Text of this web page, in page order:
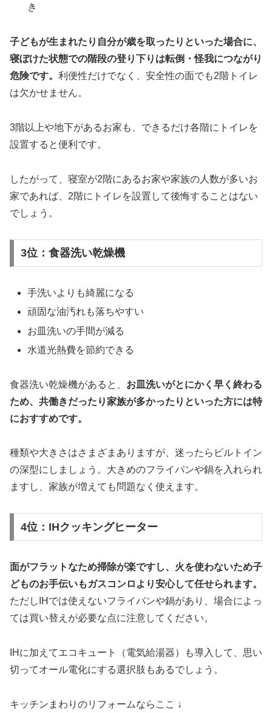
き
子どもが生まれたり自分が歳を取ったりといった場合に、
寝ぼけた状態での階段の登り下りは転倒・怪我につながり
危険です。 利便性だけでなく、安全性の面でも2階トイレ
は欠かせません。
3階以上や地下があるお家も、できるだけ各階にトイレを
設置すると便利です。
したがって、寝室が2階にあるお家や家族の人数が多いお
家であれば、2階にトイレを設置して後悔することはない
でしょう。
3位：食器洗い乾燥機
手洗いよりも綺麗になる
頑固な油汚れも落ちやすい
お皿洗いの手間が減る
水道光熱費を節約できる
食器洗い乾燥機があると、 お皿洗いがとにかく早く終わる
ため、共働きだったり家族が多かったりといった方には特
におすすめです。
種類や大きさはさまざまありますが、迷ったらビルトイン
の深型にしましょう。大きめのフライパンや鍋を入れられ
ますし、家族が増えても問題なく使えます。
4位：IHクッキングヒーター
面がフラットなため掃除が楽ですし、火を使わないため子
どものお手伝いもガスコンロより安心して任せられます。
ただしIHでは使えないフライパンや鍋があり、場合によっ
ては買い替えが必要な点に注意してください。
IHに加えてエコキュート（電気給湯器）も導入して、思い
切ってオール電化にする選択肢もあるでしょう。
キッチンまわりのリフォームならここ ↓